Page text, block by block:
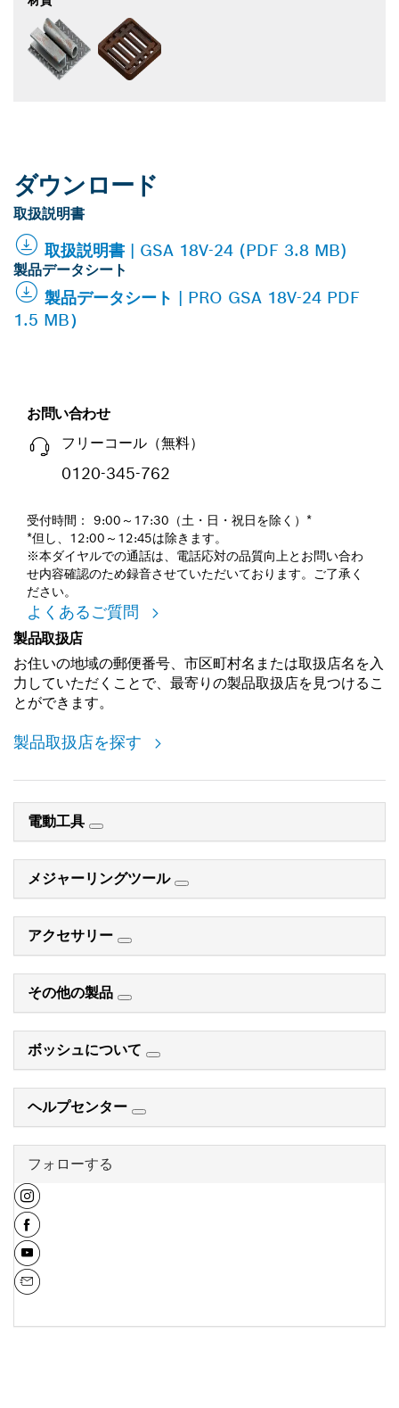
ダウンロード
取扱説明書
取扱説明書 | GSA 18V-24 (PDF 3.8 MB)
製品データシート
製品データシート | PRO GSA 18V-24 PDF
1.5 MB）
お問い合わせ
フリーコール（無料）
0120-345-762
受付時間： 9:00～17:30（土・日・祝日を除く）*
*但し、12:00～12:45は除きます。
※本ダイヤルでの通話は、電話応対の品質向上とお問い合わ
せ内容確認のため録音させていただいております。ご了承く
ださい。
よくあるご質問
製品取扱店
お住いの地域の郵便番号、市区町村名または取扱店名を入
力していただくことで、最寄りの製品取扱店を見つけるこ
とができます。
製品取扱店を探す
電動工具
メジャーリングツール
アクセサリー
その他の製品
ボッシュについて
ヘルプセンター
フォローする